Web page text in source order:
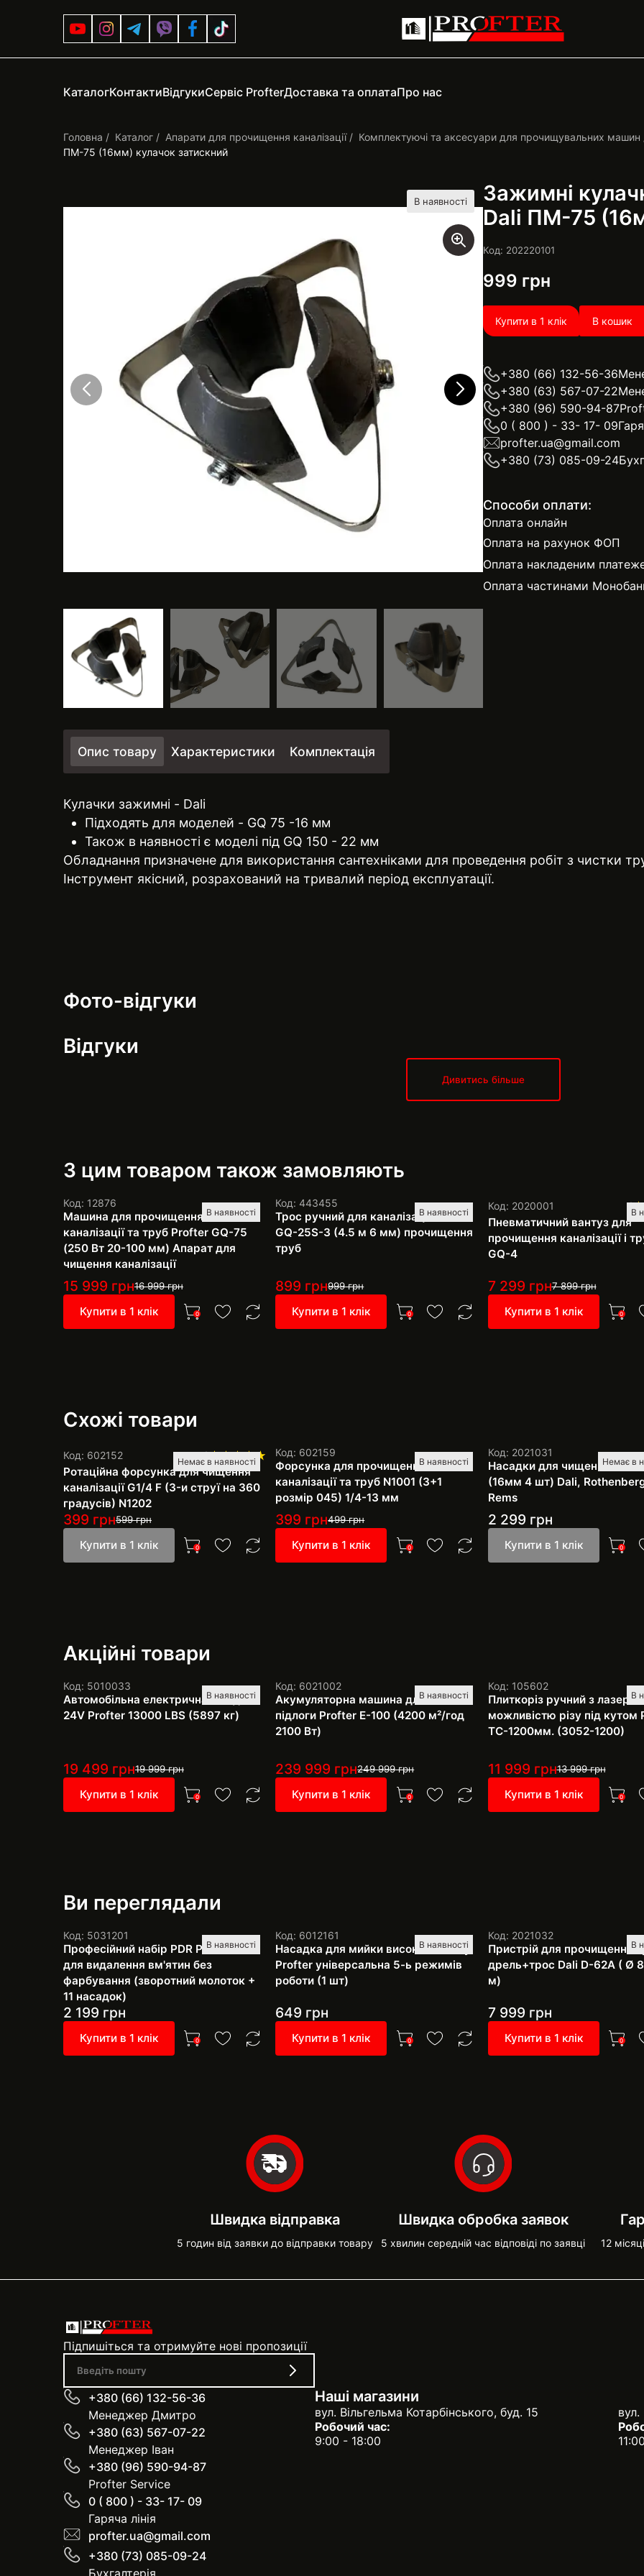
КаталогКонтактиВідгукиСервіс ProfterДоставка та оплатаПро нас
Головна Каталог Апарати для прочищення каналізації
Комплектуючі та аксесуари для прочищувальних машин
ПМ-75 (16мм) кулачок затискний
В наявності
Зажимні
Dali ПМ-75
Код: 202220101
999 грн
Купити в 1 клік В кошик
+380 (66) 132-56-36
+380 (63) 567-07-22
+380 (96) 590-94-87
0 ( 800 ) - 33- 17- 09
profter.ua@gmail.com
+380 (73) 085-09-24
Способи оплати:
Оплата онлайн
Оплата на рахунок ФОП
Оплата накладеним
Оплата частинами
Опис товару Характеристики Комплектація
Кулачки зажимні - Dali
Підходять для моделей - GQ 75 -16 мм
Також в наявності є моделі під GQ 150 - 22 мм
Обладнання призначене для використання сантехніками для проведення робіт з чистки
Інструмент якісний, розрахований на тривалий період експлуатації.
Фото-відгуки
Відгуки
Дивитись більше
З цим товаром також замовляють
В наявності
Код: 12876
Машина для прочищення
каналізації та труб Profter GQ-75
(250 Вт 20-100 мм) Апарат для
чищення каналізації
15 999 грн16 999грн
Купити в 1 клік 0
В наявності
Код: 443455
Трос ручний для каналізації Dali
GQ-25S-3 (4.5 м 6 мм) прочищення
труб
899 грн999грн
Купити в 1 клік 0
В
Код: 2020001 1
Пневматичний вантуз для
прочищення каналізації і
GQ-4
7 299 грн7 899грн
Купити в 1 клік 0
Схожі товари
Немає в наявності
Код: 602152 1
Ротаційна форсунка для чищення
каналізації G1/4 F (3-и струї на 360
градусів) N1202
399 грн599грн
Купити в 1 клік 0
В наявності
Код: 602159
Форсунка для прочищення
каналізації та труб N1001 (3+1
розмір 045) 1/4-13 мм
399 грн499грн
Купити в 1 клік 0
Немає в
Код: 2021031
Насадки для чищення
(16мм 4 шт) Dali,
Rems
2 299 грн
Купити в 1 клік 0
Акційні товари
В наявності
Код: 5010033
Автомобільна електрична лебідка
24V Profter 13000 LBS (5897 кг)
19 499 грн19 999грн
Купити в 1 клік 0
В наявності
Код: 6021002
Акумуляторна машина для миття
підлоги Profter E-100 (4200 м²/год
2100 Вт)
239 999 грн249 999грн
Купити в 1 клік 0
В
Код: 105602
Плиткоріз ручний з
можливістю різу під кутом
TC-1200мм. (3052-1200)
11 999 грн13 999грн
Купити в 1 клік 0
Ви переглядали
В наявності
Код: 5031201
Професійний набір PDR Pro SH-4
для видалення вм'ятин без
фарбування (зворотний молоток +
11 насадок)
2 199 грн
Купити в 1 клік 0
В наявності
Код: 6012161
Насадка для мийки високого тиску
Profter універсальна 5-ь режимів
роботи (1 шт)
649 грн
Купити в 1 клік 0
В
Код: 2021032
Пристрій для прочищення
дрель+трос Dali D-62A ( Ø
м)
7 999 грн
Купити в 1 клік 0
Швидка відправка
5 годин від заявки до відправки товару
Швидка обробка заявок
5 хвилин середній час відповіді по заявці 12
Підпишіться та отримуйте нові пропозиції
+380 (66) 132-56-36
Менеджер Дмитро
+380 (63) 567-07-22
Менеджер Іван
+380 (96) 590-94-87
Profter Service
0 ( 800 ) - 33- 17- 09
Гаряча лінія
profter.ua@gmail.com
+380 (73) 085-09-24
Бухгалтерія
Наші магазини
вул. Вільгельма Котарбінського, буд. 15
Робочий час:
9:00 - 18:00
вул.